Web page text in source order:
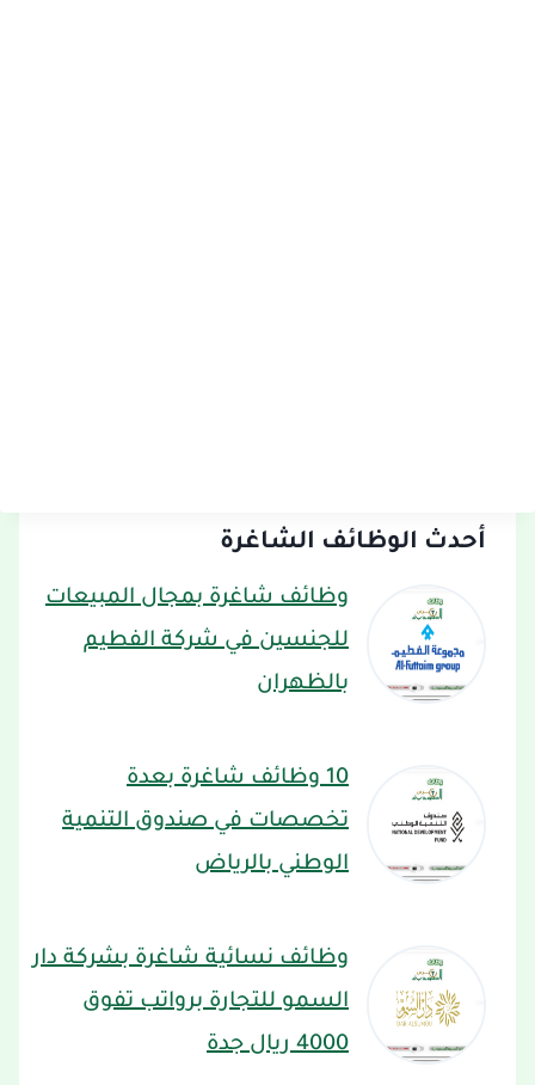
أحدث الوظائف الشاغرة
وظائف شاغرة بمجال المبيعات
للجنسين في شركة الفطيم
بالظهران
10 وظائف شاغرة بعدة
تخصصات في صندوق التنمية
الوطني بالرياض
وظائف نسائية شاغرة بشركة دار
السمو للتجارة برواتب تفوق
4000 ريال جدة